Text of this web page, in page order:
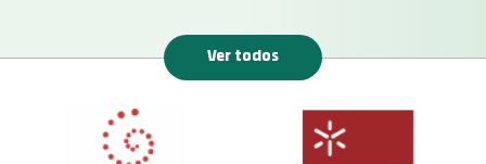
Ver todos